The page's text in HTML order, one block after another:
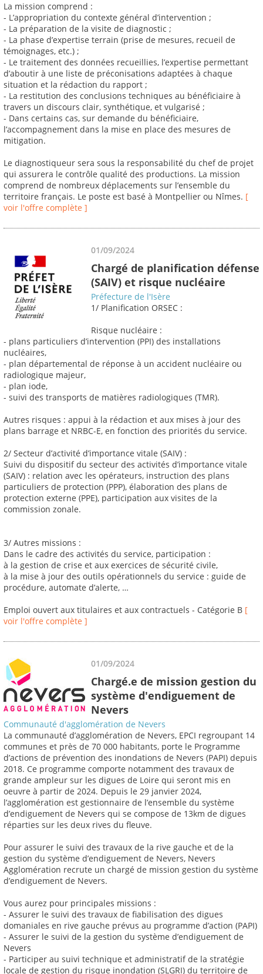
La mission comprend :
- L’appropriation du contexte général d’intervention ;
- La préparation de la visite de diagnostic ;
- La phase d’expertise terrain (prise de mesures, recueil de
témoignages, etc.) ;
- Le traitement des données recueillies, l’expertise permettant
d’aboutir à une liste de préconisations adaptées à chaque
situation et la rédaction du rapport ;
- La restitution des conclusions techniques au bénéficiaire à
travers un discours clair, synthétique, et vulgarisé ;
- Dans certains cas, sur demande du bénéficiaire,
l’accompagnement dans la mise en place des mesures de
mitigation.
Le diagnostiqueur sera sous la responsabilité du chef de projet
qui assurera le contrôle qualité des productions. La mission
comprend de nombreux déplacements sur l’ensemble du
territoire français. Le poste est basé à Montpellier ou Nîmes. [
voir l'offre complète ]
01/09/2024
Chargé de planification défense
(SAIV) et risque nucléaire
Préfecture de l'Isère
1/ Planification ORSEC :
Risque nucléaire :
- plans particuliers d’intervention (PPI) des installations
nucléaires,
- plan départemental de réponse à un accident nucléaire ou
radiologique majeur,
- plan iode,
- suivi des transports de matières radiologiques (TMR).
Autres risques : appui à la rédaction et aux mises à jour des
plans barrage et NRBC-E, en fonction des priorités du service.
2/ Secteur d’activité d’importance vitale (SAIV) :
Suivi du dispositif du secteur des activités d’importance vitale
(SAIV) : relation avec les opérateurs, instruction des plans
particuliers de protection (PPP), élaboration des plans de
protection externe (PPE), participation aux visites de la
commission zonale.
3/ Autres missions :
Dans le cadre des activités du service, participation :
à la gestion de crise et aux exercices de sécurité civile,
à la mise à jour des outils opérationnels du service : guide de
procédure, automate d’alerte, …
Emploi ouvert aux titulaires et aux contractuels - Catégorie B [
voir l'offre complète ]
01/09/2024
Chargé.e de mission gestion du
système d'endiguement de
Nevers
Communauté d'agglomération de Nevers
La communauté d’agglomération de Nevers, EPCI regroupant 14
communes et près de 70 000 habitants, porte le Programme
d’actions de prévention des inondations de Nevers (PAPI) depuis
2018. Ce programme comporte notamment des travaux de
grande ampleur sur les digues de Loire qui seront mis en
oeuvre à partir de 2024. Depuis le 29 janvier 2024,
l’agglomération est gestionnaire de l’ensemble du système
d’endiguement de Nevers qui se compose de 13km de digues
réparties sur les deux rives du fleuve.
Pour assurer le suivi des travaux de la rive gauche et de la
gestion du système d’endiguement de Nevers, Nevers
Agglomération recrute un chargé de mission gestion du système
d’endiguement de Nevers.
Vous aurez pour principales missions :
- Assurer le suivi des travaux de fiabilisation des digues
domaniales en rive gauche prévus au programme d’action (PAPI)
- Assurer le suivi de la gestion du système d’endiguement de
Nevers
- Participer au suivi technique et administratif de la stratégie
locale de gestion du risque inondation (SLGRI) du territoire de